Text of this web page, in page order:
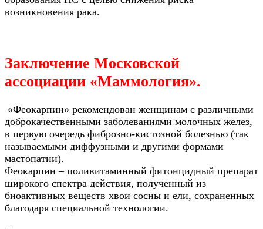
возникновения рака.
Заключение Московской
ассоциации «Маммология».
«Феокарпин» рекомендован женщинам с различными
доброкачественными заболеваниями молочных желез,
в первую очередь фиброзно-кистозной болезнью (так
называемыми диффузными и другими формами
мастопатии).
Феокарпин – поливитаминный фитонцидный препарат
широкого спектра действия, полученный из
биоактивных веществ хвои сосны и ели, сохраненных
благодаря специальной технологии.